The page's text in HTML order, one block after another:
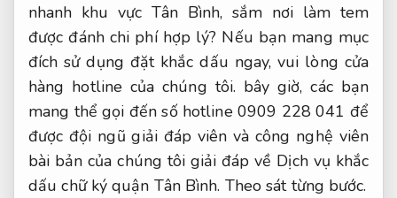
nhanh khu vực Tân Bình, sắm nơi làm tem
được đánh chi phí hợp lý? Nếu bạn mang mục
đích sử dụng đặt khắc dấu ngay, vui lòng cửa
hàng hotline của chúng tôi. bây giờ, các bạn
mang thể gọi đến số hotline 0909 228 041 để
được đội ngũ giải đáp viên và công nghệ viên
bài bản của chúng tôi giải đáp về Dịch vụ khắc
dấu chữ ký quận Tân Bình. Theo sát từng bước.